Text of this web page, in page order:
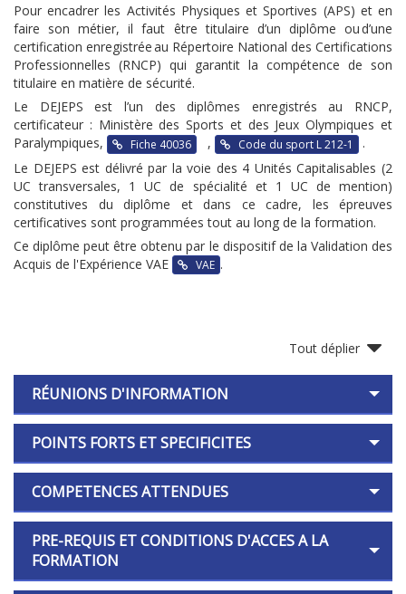
Pour encadrer les Activités Physiques et Sportives (APS) et en
faire son métier, il faut être titulaire d’un diplôme ou d’une
certification enregistrée au Répertoire National des Certifications
Professionnelles (RNCP) qui garantit la compétence de son
titulaire en matière de sécurité.
Le DEJEPS est l’un des diplômes enregistrés au RNCP,
certificateur : Ministère des Sports et des Jeux Olympiques et
Paralympiques,
Fiche 40036 , Code du sport L 212-1
.
Le DEJEPS est délivré par la voie des 4 Unités Capitalisables (2
UC transversales, 1 UC de spécialité et 1 UC de mention)
constitutives du diplôme et dans ce cadre, les épreuves
certificatives sont programmées tout au long de la formation.
Ce diplôme peut être obtenu par le dispositif de la Validation des
Acquis de l'Expérience VAE
VAE .
Tout déplier
RÉUNIONS D'INFORMATION
POINTS FORTS ET SPECIFICITES
COMPETENCES ATTENDUES
PRE-REQUIS ET CONDITIONS D'ACCES A LA
FORMATION